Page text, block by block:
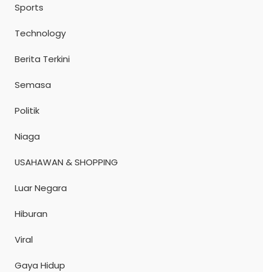
Sports
Technology
Berita Terkini
Semasa
Politik
Niaga
USAHAWAN & SHOPPING
Luar Negara
Hiburan
Viral
Gaya Hidup